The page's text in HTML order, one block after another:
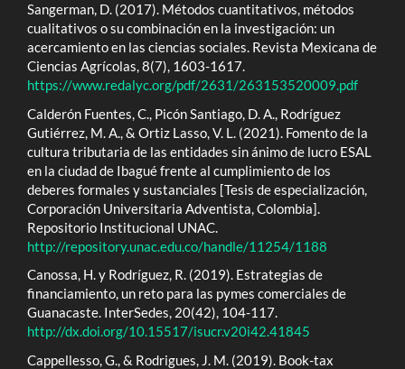
Sangerman, D. (2017). Métodos cuantitativos, métodos
cualitativos o su combinación en la investigación: un
acercamiento en las ciencias sociales. Revista Mexicana de
Ciencias Agrícolas, 8(7), 1603-1617.
https://www.redalyc.org/pdf/2631/263153520009.pdf
Calderón Fuentes, C., Picón Santiago, D. A., Rodríguez
Gutiérrez, M. A., & Ortiz Lasso, V. L. (2021). Fomento de la
cultura tributaria de las entidades sin ánimo de lucro ESAL
en la ciudad de Ibagué frente al cumplimiento de los
deberes formales y sustanciales [Tesis de especialización,
Corporación Universitaria Adventista, Colombia].
Repositorio Institucional UNAC.
http://repository.unac.edu.co/handle/11254/1188
Canossa, H. y Rodríguez, R. (2019). Estrategias de
financiamiento, un reto para las pymes comerciales de
Guanacaste. InterSedes, 20(42), 104-117.
http://dx.doi.org/10.15517/isucr.v20i42.41845
Cappellesso, G., & Rodrigues, J. M. (2019). Book-tax